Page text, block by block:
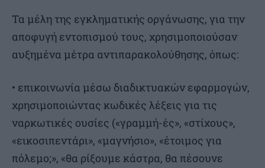
Τα μέλη της εγκληματικής οργάνωσης, για την
αποφυγή εντοπισμού τους, χρησιμοποιούσαν
αυξημένα μέτρα αντιπαρακολούθησης, όπως:
• επικοινωνία μέσω διαδικτυακών εφαρμογών,
χρησιμοποιώντας κωδικές λέξεις για τις
ναρκωτικές ουσίες («γραμμή-ές», «στίχους»,
«εικοσιπεντάρι», «μαγνήσιο», «έτοιμος για
πόλεμο;», «θα ρίξουμε κάστρα, θα πέσουνε